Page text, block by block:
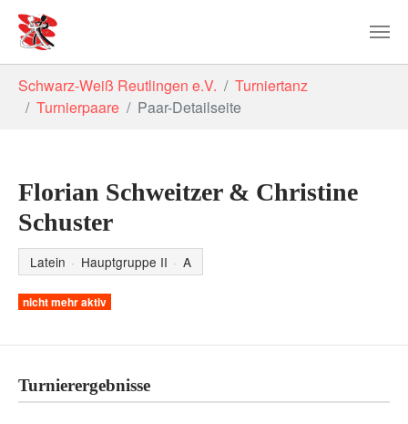
Schwarz-Weiß Reutlingen e.V.
Turniertanz
Turnierpaare
Paar-Detailseite
Florian Schweitzer & Christine
Schuster
Latein · Hauptgruppe II · A
nicht mehr aktiv
Turnierergebnisse